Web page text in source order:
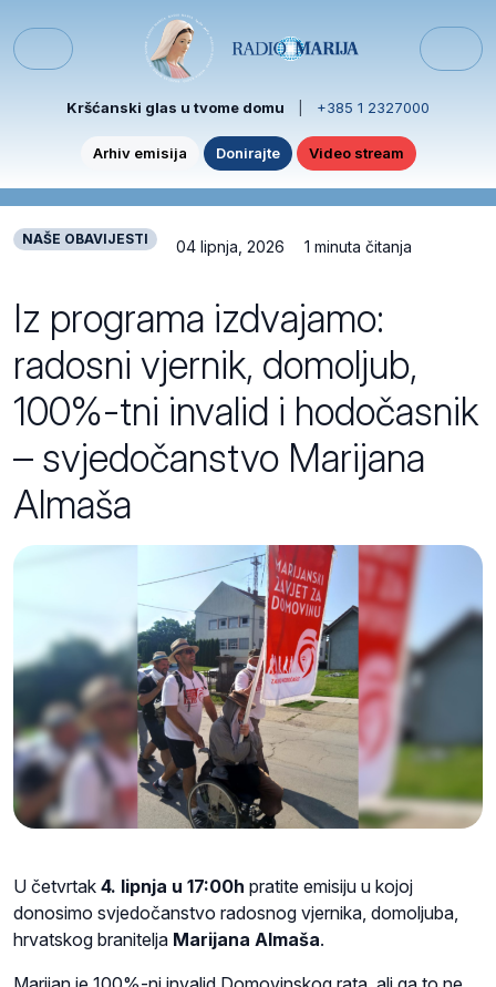
Menu
Kršćanski glas u tvome domu +385 1 2327000
Arhiv emisija Donirajte Video stream
NAŠE OBAVIJESTI 04 lipnja, 2026 1 minuta čitanja
Iz programa izdvajamo:
radosni vjernik, domoljub,
100%-tni invalid i hodočasnik
– svjedočanstvo Marijana
Almaša
U četvrtak 4. lipnja u 17:00h pratite emisiju u kojoj
donosimo svjedočanstvo radosnog vjernika, domoljuba,
hrvatskog branitelja Marijana Almaša.